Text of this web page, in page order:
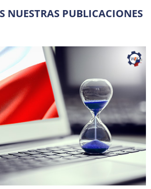
NUESTRAS PUBLICACIONES